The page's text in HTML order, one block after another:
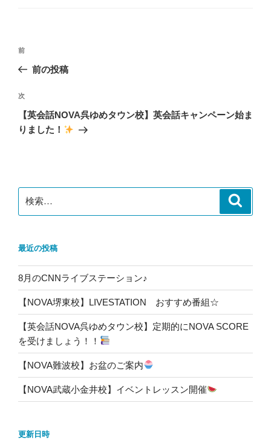
投
ビ
ゲ
ー
前
の
稿
前
前の投稿
次
の
投
次
【英会話NOVA呉ゆめタウン校】英会話キャンペーン始ま
りました！
索:
最近の投稿
8月のCNNライブステーション♪
【NOVA堺東校】LIVESTATION おすすめ番組☆
【英会話NOVA呉ゆめタウン校】定期的にNOVA SCORE
を受けましょう！！
【NOVA難波校】お盆のご案内
【NOVA武蔵小金井校】イベントレッスン開催
更新日時